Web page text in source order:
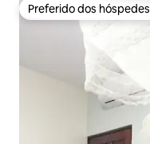
Preferido dos hóspedes
Preferido dos hóspedes